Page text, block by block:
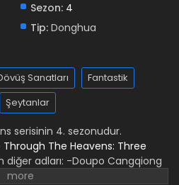
Sezon: 4
Tip: Donghua
Sanatları
Fantastik
Şeytanlar
serisinin 4. sezonudur.
The Heavens: Three
diğer adları: -Doupo Cangqiong
穹 第四季 -Battle Through the